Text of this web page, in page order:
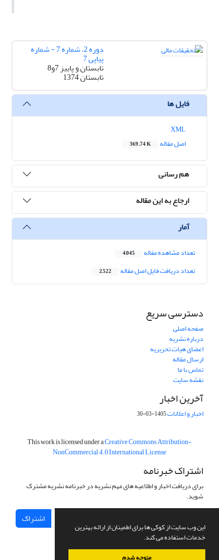
این وب سایت از کوکی ها برای اطمینان از ارائه بهترین
خدمات استفاده می کند.
متوجه شدم
دوره 2، شماره 7 - شماره
پیاپی 7
تابستان و پاییز 7و8
تابستان 1374
فایل ها
اصل مقاله
369.74 K
هم رسانی
ارجاع به این مقاله
آمار
تعداد مشاهده مقاله 4,045
تعداد دریافت فایل اصل مقاله 2,522
دسترسی سریع
صفحه اصلی
درباره نشریه
اعضای هیات تحریریه
ارسال مقاله
تماس با ما
نقشه سایت
آخرین اخبار
اخبار و اعلانات1405-03-30
This work is licensed under aCreative Commons Attribution-
NonCommercial 4.0 International License
اشتراک خبرنامه
برای دریافت اخبار و اطلاعیه های مهم نشریه در خبرنامه نشریه مشترک
شوید.
اشتراک